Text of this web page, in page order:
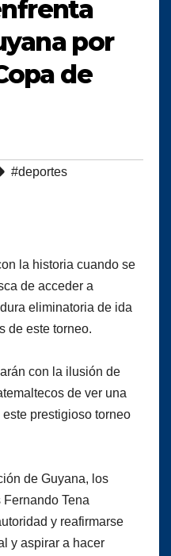
por
de
#deportes
la historia cuando se
de acceder a
eliminatoria de ida
de este torneo.
con la ilusión de
de ver una
prestigioso torneo
de Guyana, los
Tena
y reafirmarse
y aspirar a hacer